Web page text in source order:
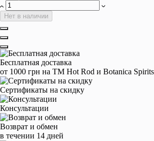
Нет в наличии
Бесплатная доставка
от 1000 грн на ТМ Hot Rod и Botanica Spirits
Сертификаты на скидку
Консультации
Возврат и обмен
в течении 14 дней